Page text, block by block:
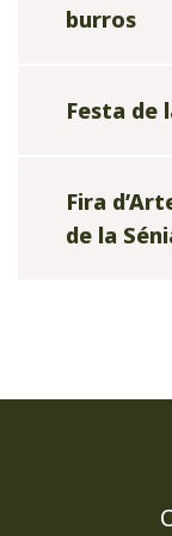
burros
Festa de
Fira
de la